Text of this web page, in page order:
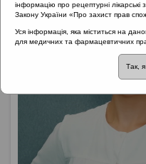
інформацію про рецептурні
Закону України «Про захист прав
Уся інформація, яка міститься на
для медичних та фармацевтичних
Так,